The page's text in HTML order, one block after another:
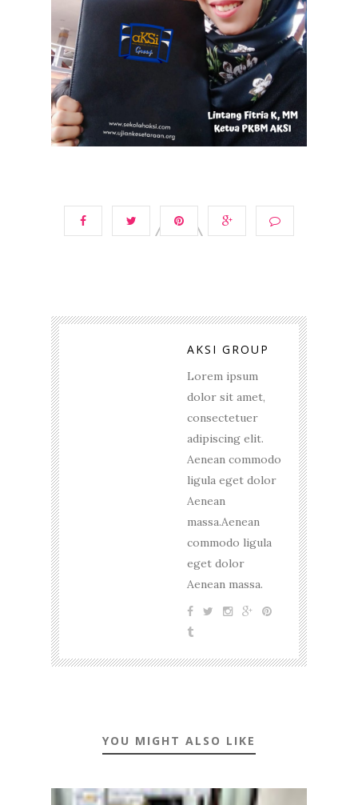
AKSI GROUP
Lorem ipsum
dolor sit amet,
consectetuer
adipiscing elit.
Aenean commodo
ligula eget dolor
Aenean
massa.Aenean
commodo ligula
eget dolor
Aenean massa.
YOU MIGHT ALSO LIKE